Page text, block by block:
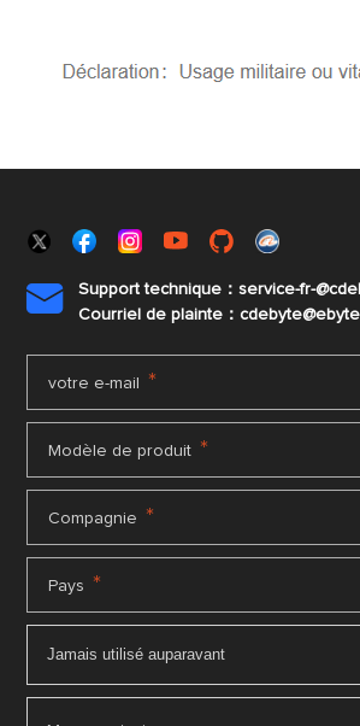

Support technique：service-fr-
Courriel de plainte：cdebyte
votre e-mail *
Modèle de produit *
Compagnie *
Pays *